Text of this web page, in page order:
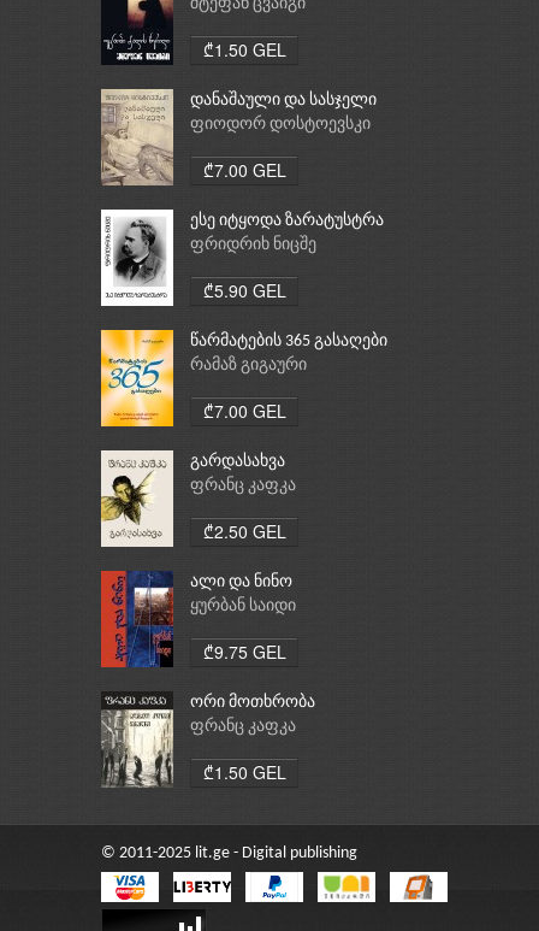
შტეფან ცვაიგი
₾1.50 GEL
დანაშაული და სასჯელი
ფიოდორ დოსტოევსკი
₾7.00 GEL
ესე იტყოდა ზარატუსტრა
ფრიდრიხ ნიცშე
₾5.90 GEL
წარმატების 365 გასაღები
რამაზ გიგაური
₾7.00 GEL
გარდასახვა
ფრანც კაფკა
₾2.50 GEL
ალი და ნინო
ყურბან საიდი
₾9.75 GEL
ორი მოთხრობა
ფრანც კაფკა
₾1.50 GEL
© 2011-2025 lit.ge - Digital publishing